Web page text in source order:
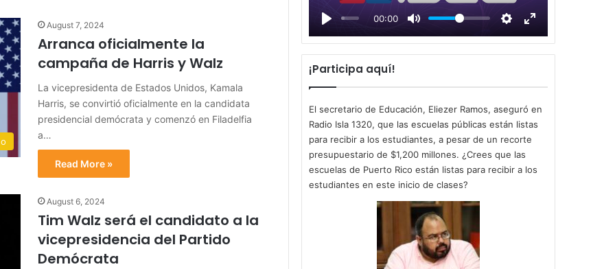
August 7, 2024
Arranca oficialmente la
campaña de Harris y Walz
La vicepresidenta de Estados Unidos, Kamala
Harris, se convirtió oficialmente en la candidata
presidencial demócrata y comenzó en Filadelfia
a…
Read More »
August 6, 2024
Tim Walz será el candidato a la
vicepresidencia del Partido
Demócrata
00:00
l
a
y
¡Participa aquí!
El secretario de Educación, Eliezer Ramos, aseguró en
Radio Isla 1320, que las escuelas públicas están listas
para recibir a los estudiantes, a pesar de un recorte
presupuestario de $1,200 millones. ¿Crees que las
escuelas de Puerto Rico están listas para recibir a los
estudiantes en este inicio de clases?